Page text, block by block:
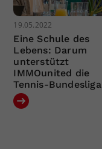
19.05.2022
Eine Schule des
Lebens: Darum
unterstützt
IMMOunited die
Tennis-Bundesliga